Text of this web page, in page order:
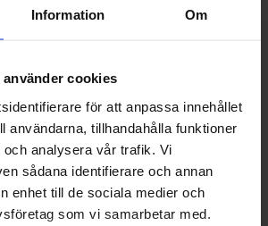
Information Om
cookies
för att anpassa innehållet
användarna, tillhandahålla funktioner
analysera vår trafik. Vi
sådana identifierare och annan
enhet till de sociala medier och
som vi samarbetar med.
Berry
kr
Yorkshire Tea Yorkshire Gold
Tea Bags 80s x 5st
699.50 kr 649.90 kr